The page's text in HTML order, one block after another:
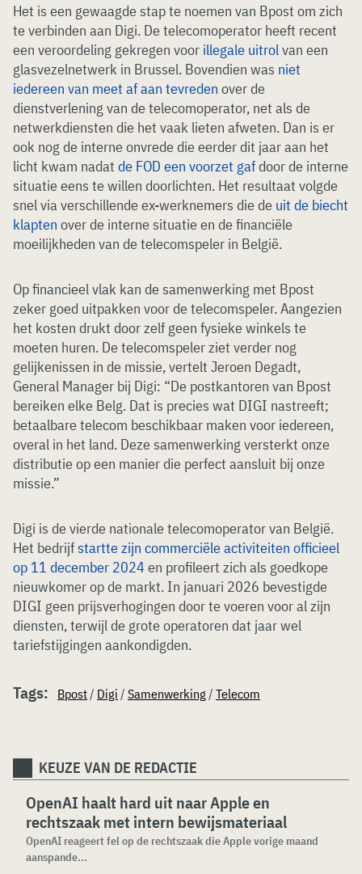
Het is een gewaagde stap te noemen van Bpost om zich
te verbinden aan Digi. De telecomoperator heeft recent
een veroordeling gekregen voor illegale uitrolvan een
glasvezelnetwerk in Brussel. Bovendien was niet
iedereen van meet af aan tevreden over de
dienstverlening van de telecomoperator, net als de
netwerkdiensten die het vaak lieten afweten. Dan is er
ook nog de interne onvrede die eerder dit jaar aan het
licht kwam nadat de FOD een voorzet gafdoor de interne
situatie eens te willen doorlichten. Het resultaat volgde
snel via verschillende ex-werknemers die de uit de biecht
klapten over de interne situatie en de financiële
moeilijkheden van de telecomspeler in België.
Op financieel vlak kan de samenwerking met Bpost
zeker goed uitpakken voor de telecomspeler. Aangezien
het kosten drukt door zelf geen fysieke winkels te
moeten huren. De telecomspeler ziet verder nog
gelijkenissen in de missie, vertelt Jeroen Degadt,
General Manager bij Digi: “De postkantoren van Bpost
bereiken elke Belg. Dat is precies wat DIGI nastreeft;
betaalbare telecom beschikbaar maken voor iedereen,
overal in het land. Deze samenwerking versterkt onze
distributie op een manier die perfect aansluit bij onze
missie.”
Digi is de vierde nationale telecomoperator van België.
Het bedrijfstartte zijn commerciële activiteiten officieel
op 11 december 2024 en profileert zich als goedkope
nieuwkomer op de markt. In januari 2026 bevestigde
DIGI geen prijsverhogingen door te voeren voor al zijn
diensten, terwijl de grote operatoren dat jaar wel
tariefstijgingen aankondigden.
Tags: Bpost / Digi / Samenwerking / Telecom
KEUZE VAN DE REDACTIE
OpenAI haalt hard uit naar Apple en
rechtszaak met intern bewijsmateriaal
OpenAI reageert fel op de rechtszaak die Apple vorige maand
aanspande...